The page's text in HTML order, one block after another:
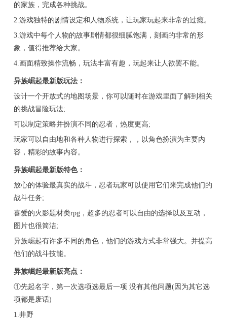
的家族，完成各种挑战。
2.游戏独特的剧情设定和人物系统，让玩家玩起来非常的过瘾。
3.游戏中每个人物的故事剧情都很细腻饱满，刻画的非常的形
象，值得推荐给大家。
4.画面精致操作流畅，玩法丰富有趣，玩起来让人欲罢不能。
异族崛起最新版玩法：
设计一个开放式的地图场景，你可以随时在游戏里面了解到相关
的挑战冒险玩法;
可以制定策略并扮演不同的忍者，热度更高;
玩家可以自由地和各种人物进行探索，，以角色扮演为主要内
容，精彩的故事内容。
异族崛起最新版特色：
放心的体验最真实的战斗，忍者玩家可以使用它们来完成他们的
战斗任务;
喜爱的火影题材类rpg，超多的忍者可以自由的选择以及互动，
图片也很简洁;
异族崛起有许多不同的角色，他们的游戏方式非常强大。并提高
他们的战斗技能。
异族崛起最新版亮点：
①先起名字，第一次选项选最后一项 没有其他问题(因为其它选
项都是废话)
1.井野